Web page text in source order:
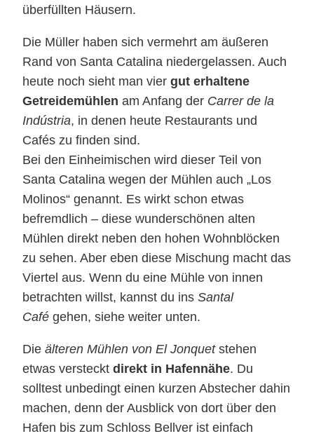
überfüllten Häusern.
Die Müller haben sich vermehrt am äußeren
Rand von Santa Catalina niedergelassen. Auch
heute noch sieht man vier gut erhaltene
Getreidemühlen am Anfang der Carrer de la
Indústria, in denen heute Restaurants und
Cafés zu finden sind.
Bei den Einheimischen wird dieser Teil von
Santa Catalina wegen der Mühlen auch „Los
Molinos“ genannt. Es wirkt schon etwas
befremdlich – diese wunderschönen alten
Mühlen direkt neben den hohen Wohnblöcken
zu sehen. Aber eben diese Mischung macht das
Viertel aus. Wenn du eine Mühle von innen
betrachten willst, kannst du ins Santal
Café gehen, siehe weiter unten.
Die älteren Mühlen von El Jonquetstehen
etwas versteckt direkt in Hafennähe. Du
solltest unbedingt einen kurzen Abstecher dahin
machen, denn der Ausblick von dort über den
Hafen bis zum Schloss Bellver ist einfach